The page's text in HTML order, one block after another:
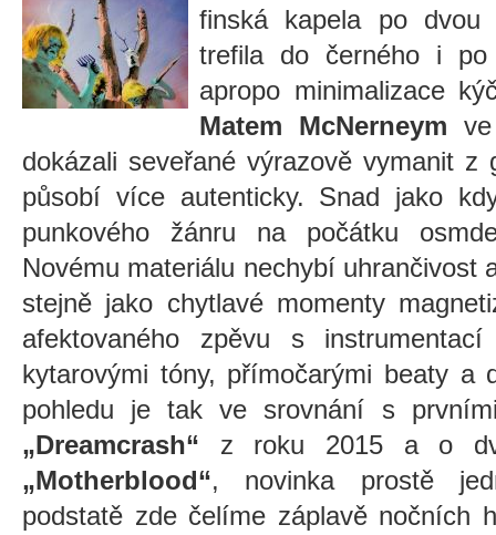
finská kapela po dvou
trefila do černého i po
apropo minimalizace
Matem McNerneym
dokázali seveřané výrazově vymanit z
působí více autenticky. Snad jako
punkového žánru na počátku
Novému materiálu nechybí uhrančivost
stejně jako chytlavé momenty
afektovaného zpěvu s instrumentací
kytarovými tóny, přímočarými beaty a
pohledu je tak ve srovnání s
„Dreamcrash“ z roku 2015 a o
„Motherblood“, novinka prostě
podstatě zde čelíme záplavě nočních